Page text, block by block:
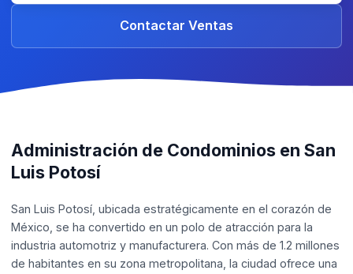
Contactar Ventas
Administración de Condominios en San
Luis Potosí
San Luis Potosí, ubicada estratégicamente en el corazón de
México, se ha convertido en un polo de atracción para la
industria automotriz y manufacturera. Con más de 1.2 millones
de habitantes en su zona metropolitana, la ciudad ofrece una